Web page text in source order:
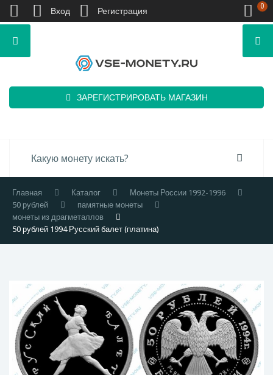
ЗАРЕГИСТРИРОВАТЬ МАГАЗИН
Главная Каталог
Монеты России 1992-1996
50 рублей
памятные монеты
монеты из драгметаллов
50 рублей 1994 Русский балет (платина)
Вход Регистрация 0